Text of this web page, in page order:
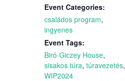
Event Categories:
családos program,
ingyenes
Event Tags:
Biró-Giczey House,
sisakos túra, túravezetés,
WIP2024